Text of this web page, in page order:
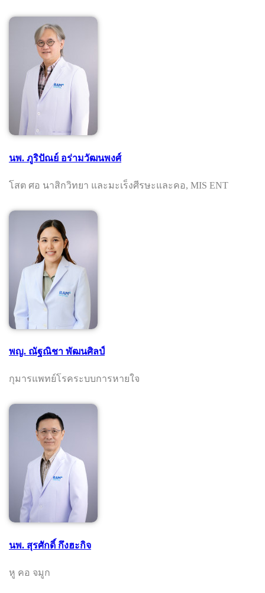
นพ. ภูริปัณย์ อร่ามวัฒนพงศ์
โสต ศอ นาสิกวิทยา และมะเร็งศีรษะและคอ, MIS ENT
พญ. ณัฐณิชา พัฒนศิลป์
กุมารแพทย์โรคระบบการหายใจ
นพ. สุรศักดิ์ กึงฮะกิจ
หู คอ จมูก